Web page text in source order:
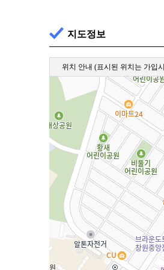
지도정보
위치 안내 (표시된 위치는 가입